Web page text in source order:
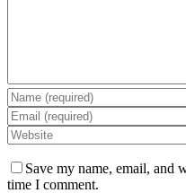
Save my name, email, and
time I comment.